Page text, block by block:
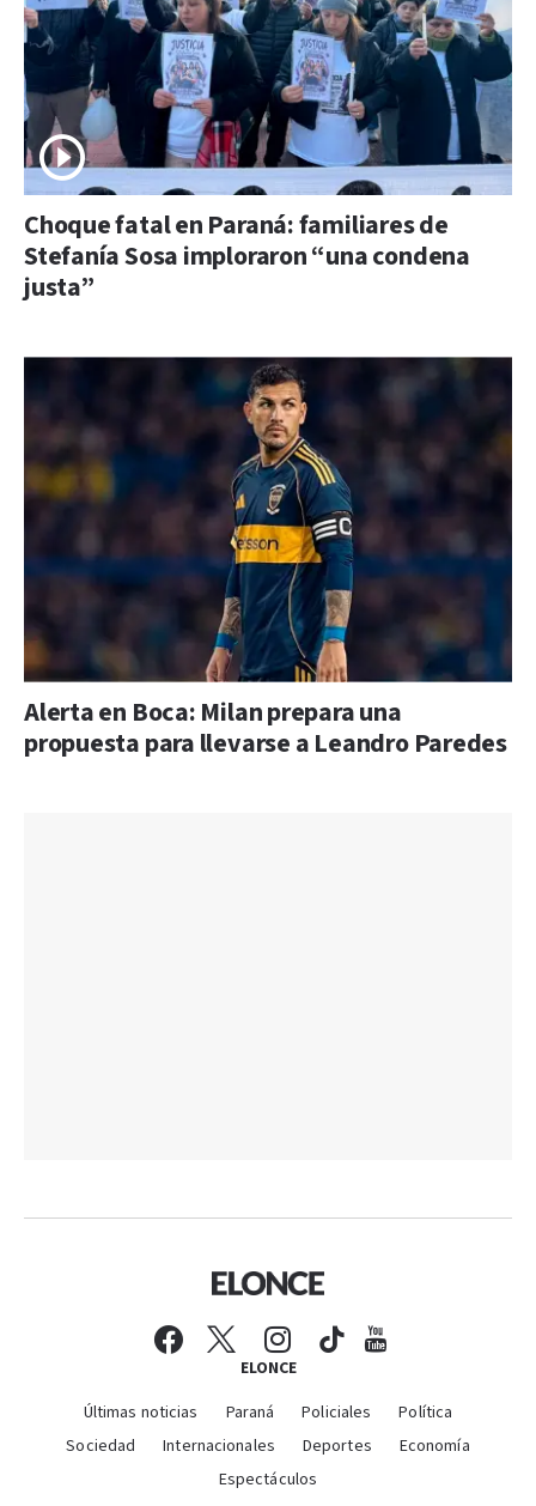
Choque fatal en Paraná: familiares de
Stefanía Sosa imploraron “una condena
justa”
Alerta en Boca: Milan prepara una
propuesta para llevarse a Leandro Paredes
ELONCE
Últimas noticias Paraná Policiales
Política
Sociedad
Internacionales Deportes
Economía
Espectáculos